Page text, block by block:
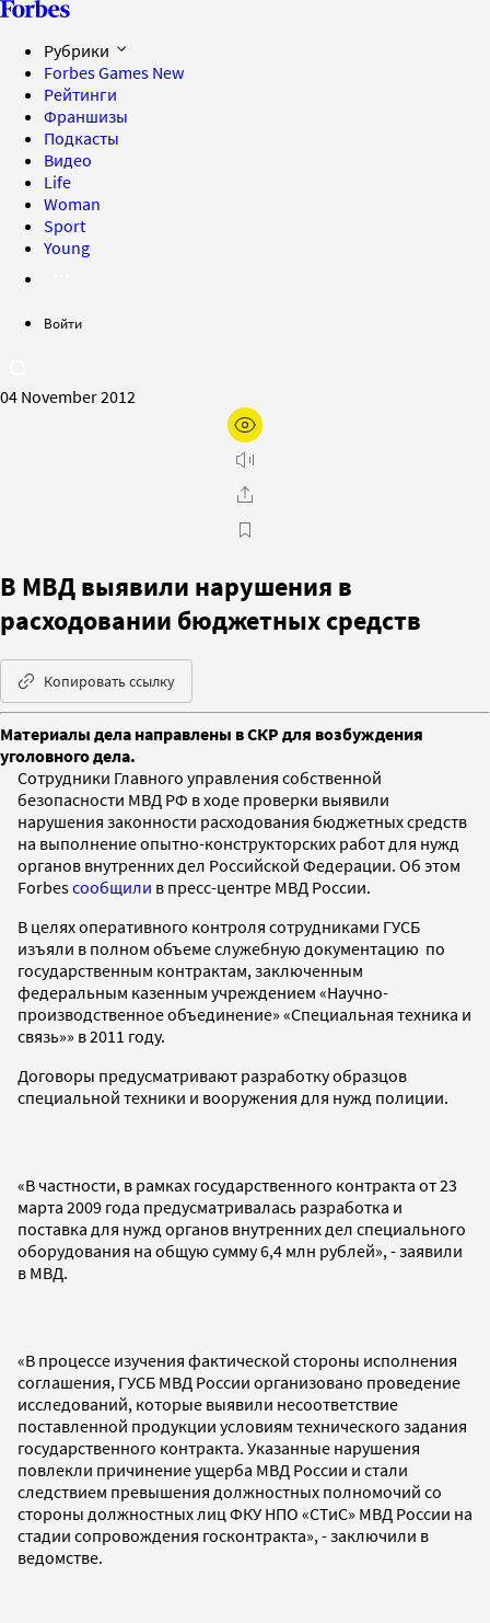
Рубрики
Forbes Games New
Рейтинги
Франшизы
Подкасты
Видео
Life
Woman
Sport
Young
Войти
04 November 2012
В МВД выявили нарушения в
расходовании бюджетных средств
Копировать ссылку
Материалы дела направлены в СКР для возбуждения
уголовного дела.
Сотрудники Главного управления собственной
безопасности МВД РФ в ходе проверки выявили
нарушения законности расходования бюджетных средств
на выполнение опытно-конструкторских работ для нужд
органов внутренних дел Российской Федерации. Об этом
Forbesсообщили в пресс-центре МВД России.
В целях оперативного контроля сотрудниками ГУСБ
изъяли в полном объеме служебную документацию по
государственным контрактам, заключенным
федеральным казенным учреждением «Научно-
производственное объединение» «Специальная техника и
связь»» в 2011 году.
Договоры предусматривают разработку образцов
специальной техники и вооружения для нужд полиции.
«В частности, в рамках государственного контракта от 23
марта 2009 года предусматривалась разработка и
поставка для нужд органов внутренних дел специального
оборудования на общую сумму 6,4 млн рублей», - заявили
в МВД.
«В процессе изучения фактической стороны исполнения
соглашения, ГУСБ МВД России организовано проведение
исследований, которые выявили несоответствие
поставленной продукции условиям технического задания
государственного контракта. Указанные нарушения
повлекли причинение ущерба МВД России и стали
следствием превышения должностных полномочий со
стороны должностных лиц ФКУ НПО «СТиС» МВД России на
стадии сопровождения госконтракта», - заключили в
ведомстве.